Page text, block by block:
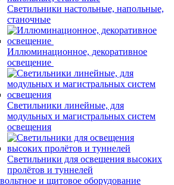
Светильники настольные, напольные,
станочные
Иллюминационное, декоративное
освещение
Светильники линейные, для
модульных и магистральных систем
освещения
Светильники для освещения высоких
пролётов и туннелей